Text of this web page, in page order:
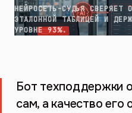
НЕЙРОСЕТЬ-СУДЬЯ СВЕРЯЕТ
ЭТАЛОННОЙ ТАБЛИЦЕЙ И
УРОВНЕ 93%.
Бот техподдержки
сам, а качество его